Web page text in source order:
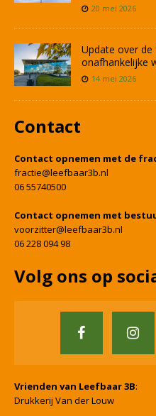
20 mei 2026
Update over
onafhankelijke
14 mei 2026
Contact
Contact opnemen met de
fractie@leefbaar3b.nl
06 55740500
Contact opnemen met
voorzitter@leefbaar3b.nl
06 228 094 98
Volg ons op
Vrienden van Leefbaar 3B:
Drukkerij Van der Louw